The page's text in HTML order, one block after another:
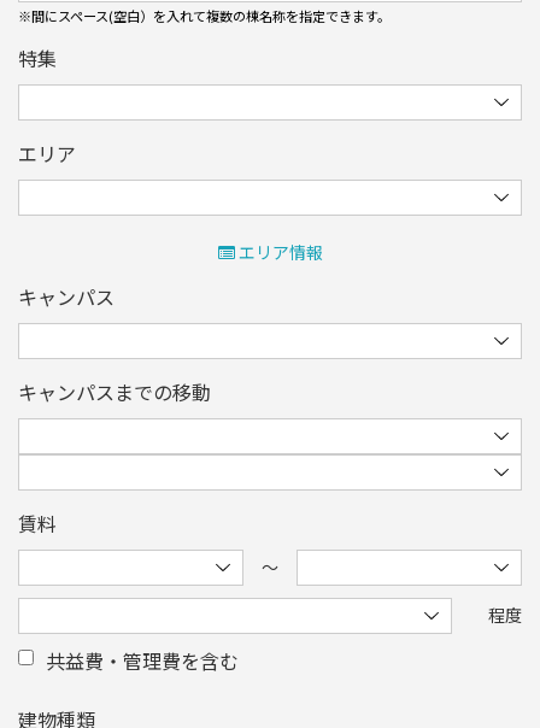
※間にスペース(空白）を入れて複数の棟名称を指定できます。
特集
エリア
エリア情報
キャンパス
キャンパスまでの移動
賃料
〜
程度
共益費・管理費を含む
建物種類